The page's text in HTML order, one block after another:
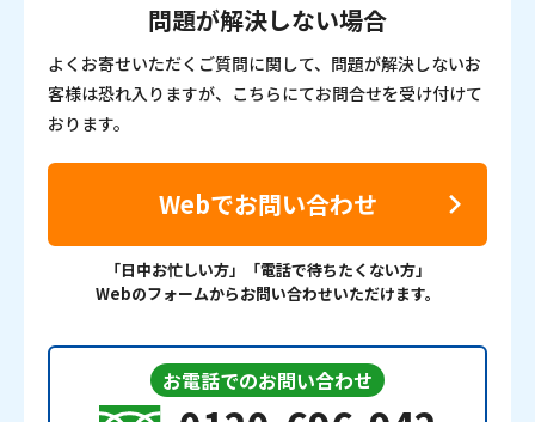
問題が解決しない場合
よくお寄せいただくご質問に関して、問題が解決しないお
客様は恐れ入りますが、こちらにてお問合せを受け付けて
おります。
Webでお問い合わせ
「日中お忙しい方」「電話で待ちたくない方」
Webのフォームからお問い合わせいただけます。
お電話でのお問い合わせ